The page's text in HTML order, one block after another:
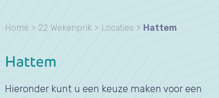
Home > 22 Wekenprik > Locaties > Hattem
Hattem
Hieronder kunt u een keuze maken voor een